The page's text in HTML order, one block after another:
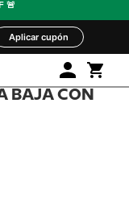
Aplicar cupón
BAJA CON